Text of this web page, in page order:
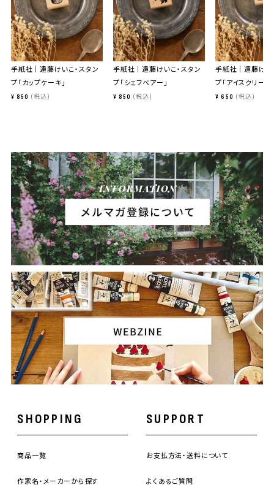
手紙社｜遠藤けいこ・スタン
プ「カップケーキ」
¥ 850 税込
手紙社｜遠藤けいこ・スタン
プ「シェフベアー」
¥ 850 税込
手紙社｜遠藤けい
プ「アイスクリーム
¥ 650 税込
SHOPPING
商品一覧
作家名・メーカーから探す
SUPPORT
お支払方法・送料について
よくあるご質問